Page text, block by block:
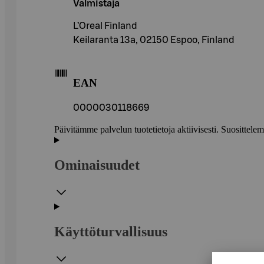
Valmistaja
L’Oreal Finland
Keilaranta 13a, 02150 Espoo, Finland
EAN
0000030118669
Päivitämme palvelun tuotetietoja aktiivisesti.
Ominaisuudet
Käyttöturvallisuus